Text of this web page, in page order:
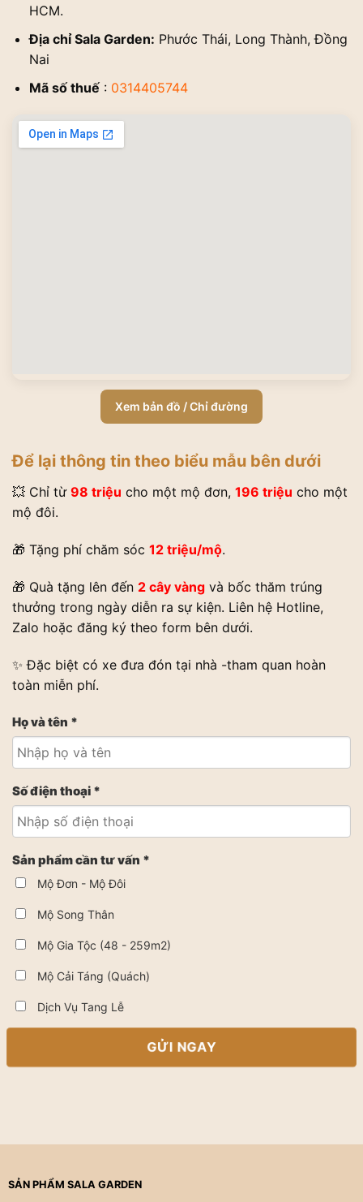
HCM.
Địa chỉ Sala Garden: Phước Thái, Long Thành, Đồng
Nai
Mã số thuế: 0314405744
Xem bản đồ / Chỉ đường
Để lại thông tin theo biểu mẫu bên dưới
💥 Chỉ từ 98 triệu cho một mộ đơn, 196 triệu cho một
mộ đôi.
🎁 Tặng phí chăm sóc 12 triệu/mộ.
🎁 Quà tặng lên đến 2 cây vàng và bốc thăm trúng
thưởng trong ngày diễn ra sự kiện. Liên hệ Hotline,
Zalo hoặc đăng ký theo form bên dưới.
✨ Đặc biệt có xe đưa đón tại nhà -tham quan hoàn
toàn miễn phí.
Họ và tên *
Số điện thoại *
Sản phẩm cần tư vấn *
Mộ Đơn - Mộ Đôi
Mộ Song Thân
Mộ Gia Tộc (48 - 259m2)
Mộ Cải Táng (Quách)
Dịch Vụ Tang Lễ
SẢN PHẨM SALA GARDEN